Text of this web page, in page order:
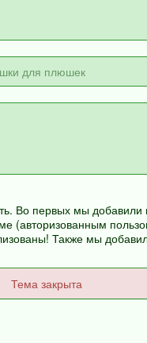
для плюшек
Во первых мы
(авторизованным
Также мы
Тема закрыта